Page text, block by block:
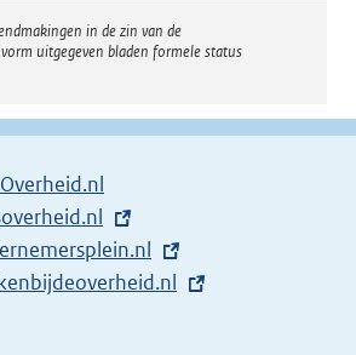
in de zin van de
uitgegeven bladen formele status